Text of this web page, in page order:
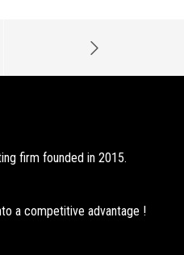
firm founded in 2015.
a competitive advantage !